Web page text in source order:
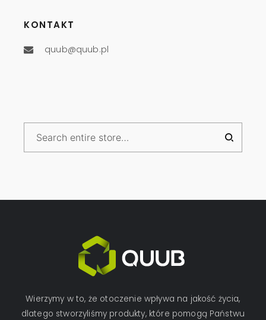
KONTAKT
quub@quub.pl
Wierzymy w to, że otoczenie wpływa na jakość życia,
dlatego stworzyliśmy produkty, które pomogą Państwu